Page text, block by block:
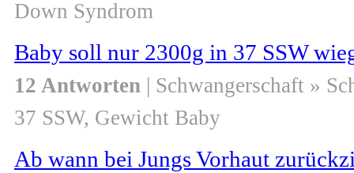
Down Syndrom
Baby soll nur 2300g in 37 SSW
12 Antworten | Schwangerschaft »
37 SSW, Gewicht Baby
Ab wann bei Jungs Vorhaut